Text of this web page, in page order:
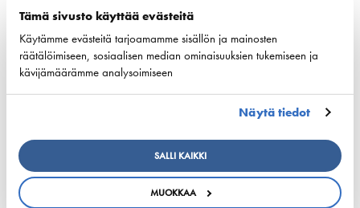
Tämä sivusto käyttää evästeitä
Käytämme evästeitä tarjoamamme sisällön ja mainosten
räätälöimiseen, sosiaalisen median ominaisuuksien tukemiseen ja
kävijämäärämme analysoimiseen
Näytä tiedot
SALLI KAIKKI
MUOKKAA
3. elokuuta 2026 - ESL Shipping Ltd
Tallinkin Victoria I siirtyy uudelle laituripaikalle
5.8.2026
Pohjoismaiset varustamoedustajat kokoontuvat
Helsinkiin vahvistamaan meriliikenteen resilienssiä
24. kesäkuuta 2026 - Suomen Varustamot Ry